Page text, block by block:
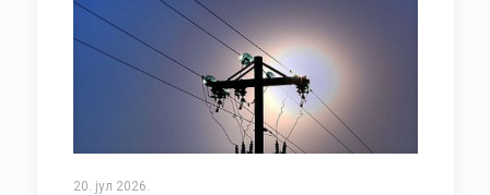
20. јул 2026.